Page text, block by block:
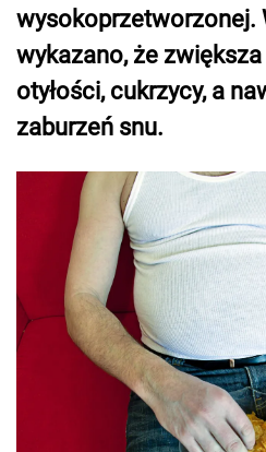
wysokoprzetworzonej.
wykazano, że
otyłości, cukrzycy, a
zaburzeń snu.